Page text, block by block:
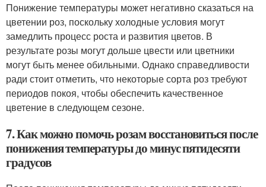
Понижение температуры может негативно сказаться на
цветении роз, поскольку холодные условия могут
замедлить процесс роста и развития цветов. В
результате розы могут дольше цвести или цветники
могут быть менее обильными. Однако справедливости
ради стоит отметить, что некоторые сорта роз требуют
периодов покоя, чтобы обеспечить качественное
цветение в следующем сезоне.
7. Как можно помочь розам восстановиться после
понижения температуры до минус пятидесяти
градусов